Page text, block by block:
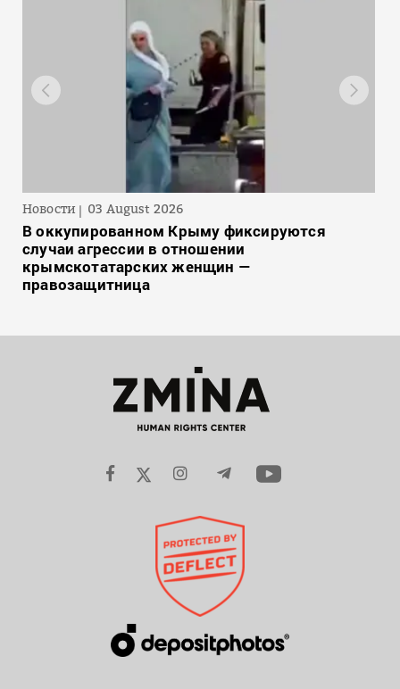
Новости 03 August 2026
В оккупированном Крыму фиксируются
случаи агрессии в отношении
крымскотатарских женщин —
правозащитница